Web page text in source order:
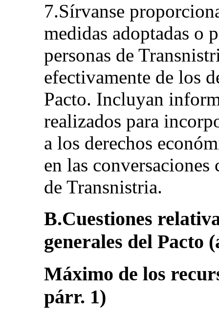
7.Sírvanse
medidas adoptadas o
personas de
efectivamente de los
Pacto. Incluyan
realizados para
a los derechos
en las
de Transnistria.
B.Cuestiones
generales del Pacto
Máximo de los
párr. 1)